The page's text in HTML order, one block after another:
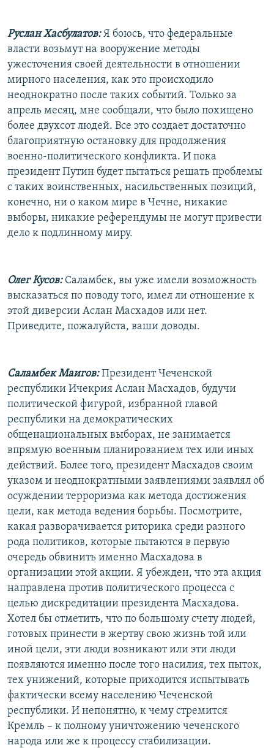
Руслан Хасбулатов:Я боюсь, что федеральные
власти возьмут на вооружение методы
ужесточения своей деятельности в отношении
мирного населения, как это происходило
неоднократно после таких событий. Только за
апрель месяц, мне сообщали, что было похищено
более двухсот людей. Все это создает достаточно
благоприятную остановку для продолжения
военно-политического конфликта. И пока
президент Путин будет пытаться решать проблемы
с таких воинственных, насильственных позиций,
конечно, ни о каком мире в Чечне, никакие
выборы, никакие референдумы не могут привести
дело к подлинному миру.
Олег Кусов:Саламбек, вы уже имели возможность
высказаться по поводу того, имел ли отношение к
этой диверсии Аслан Масхадов или нет.
Приведите, пожалуйста, ваши доводы.
Саламбек Маигов:Президент Чеченской
республики Ичекрия Аслан Масхадов, будучи
политической фигурой, избранной главой
республики на демократических
общенациональных выборах, не занимается
впрямую военным планированием тех или иных
действий. Более того, президент Масхадов своим
указом и неоднократными заявлениями заявлял об
осуждении терроризма как метода достижения
цели, как метода ведения борьбы. Посмотрите,
какая разворачивается риторика среди разного
рода политиков, которые пытаются в первую
очередь обвинить именно Масхадова в
организации этой акции. Я убежден, что эта акция
направлена против политического процесса с
целью дискредитации президента Масхадова.
Хотел бы отметить, что по большому счету людей,
готовых принести в жертву свою жизнь той или
иной цели, эти люди возникают или эти люди
появляются именно после того насилия, тех пыток,
тех унижений, которые приходится испытывать
фактически всему населению Чеченской
республики. И непонятно, к чему стремится
Кремль – к полному уничтожению чеченского
народа или же к процессу стабилизации.